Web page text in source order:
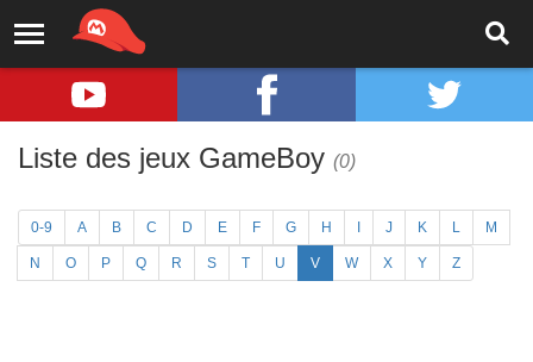
Liste des jeux GameBoy (0)
0-9 A B C D E F G H J K L M
N O P Q R S T U V W X Y Z